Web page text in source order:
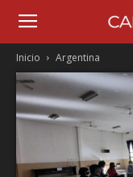
Inicio Argentina